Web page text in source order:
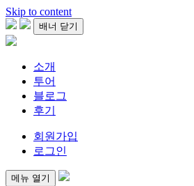
Skip to content
배너 닫기
소개
투어
블로그
후기
회원가입
로그인
메뉴 열기